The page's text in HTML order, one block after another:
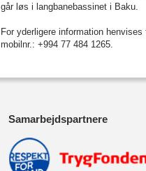
går løs i langbanebassinet i Baku.
For yderligere information
mobilnr.: +994 77 484 1265.
Samarbejdspartnere